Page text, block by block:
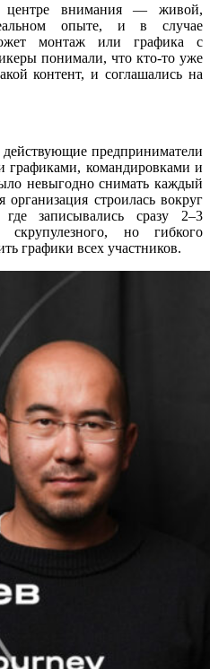
центре внимания — живой,
опыте, и в случае
монтаж или графика с
понимали, что кто-то уже
контент, и соглашались на
предприниматели
командировками и
невыгодно снимать каждый
организация строилась вокруг
записывались сразу 2–3
но гибкого
графики всех участников.